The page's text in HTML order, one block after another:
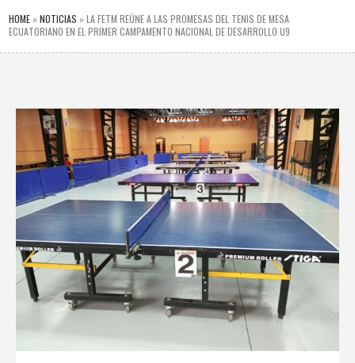
HOME »NOTICIAS »LA FETM REÚNE A LAS PROMESAS DEL TENIS DE MESA
ECUATORIANO EN EL PRIMER CAMPAMENTO NACIONAL DE DESARROLLO U9